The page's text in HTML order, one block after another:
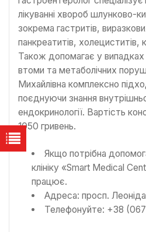
лікуванні хвороб шлунково-
зокрема гастритів,
панкреатитів, холециститів,
Також допомагає у випадках
втоми та метаболічних
Михайлівна комплексно
поєднуючи знання
ендокринології. Вартість
1050 гривень.
Якщо потрібна
клініку «Smart Medical
працює.
Адреса: просп.
Телефонуйте: +38